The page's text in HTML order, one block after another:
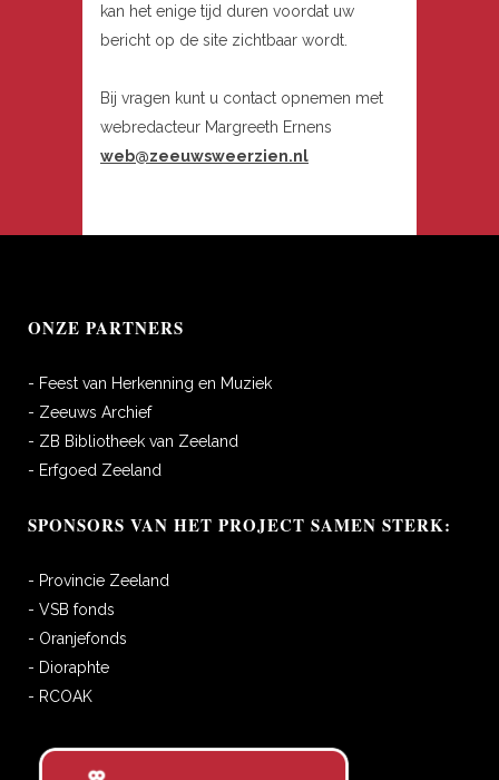
kan het enige tijd duren voordat uw
bericht op de site zichtbaar wordt.
Bij vragen kunt u contact opnemen met
webredacteur Margreeth Ernens
web@zeeuwsweerzien.nl
ONZE PARTNERS
- Feest van Herkenning en Muziek
- Zeeuws Archief
- ZB Bibliotheek van Zeeland
- Erfgoed Zeeland
SPONSORS VAN HET PROJECT SAMEN STERK:
- Provincie Zeeland
- VSB fonds
- Oranjefonds
- Dioraphte
- RCOAK